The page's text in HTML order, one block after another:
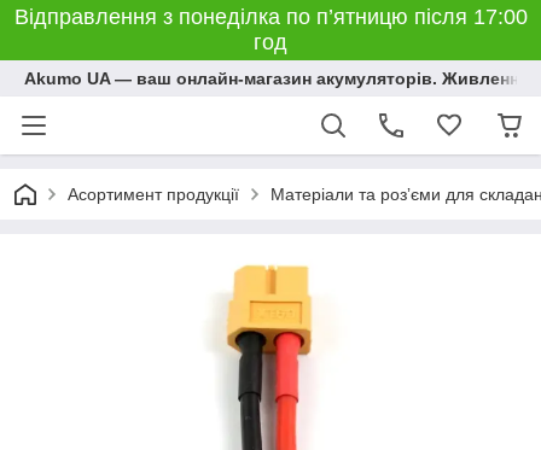
Відправлення з понеділка по п’ятницю після 17:00
год
Akumo UA — ваш онлайн-магазин акумуляторів. Живлення,
Асортимент продукції Матеріали та розʼєми для